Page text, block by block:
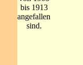
bis 1913
angefallen
sind.